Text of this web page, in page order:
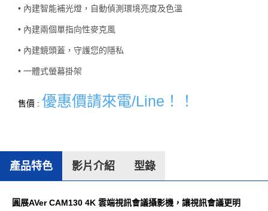
• 內建智能補光燈，自動偵測環境亮度及色溫
• 內建兩個單指向性麥克風
• 內建鏡頭蓋，守護您的隱私
• 一體式螢幕掛架
售價 : 優惠價請來電/Line！！
產品特色 影片介紹 型錄
圓展AVer CAM130 4K 雲端視訊會議攝影機，讓視訊會議更明